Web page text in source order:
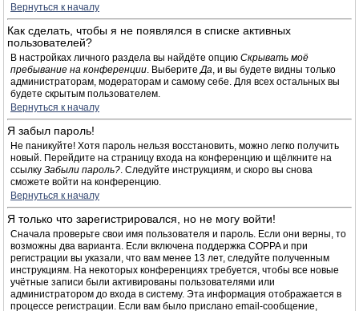
Вернуться к началу
Как сделать, чтобы я не появлялся в списке активных
пользователей?
В настройках личного раздела вы найдёте опцию Скрывать моё
пребывание на конференции. ВыберитеДа, и вы будете видны только
администраторам, модераторам и самому себе. Для всех остальных вы
будете скрытым пользователем.
Вернуться к началу
Я забыл пароль!
Не паникуйте! Хотя пароль нельзя восстановить, можно легко получить
новый. Перейдите на страницу входа на конференцию и щёлкните на
ссылку Забыли пароль?. Следуйте инструкциям, и скоро вы снова
сможете войти на конференцию.
Вернуться к началу
Я только что зарегистрировался, но не могу войти!
Сначала проверьте свои имя пользователя и пароль. Если они верны, то
возможны два варианта. Если включена поддержка COPPA и при
регистрации вы указали, что вам менее 13 лет, следуйте полученным
инструкциям. На некоторых конференциях требуется, чтобы все новые
учётные записи были активированы пользователями или
администратором до входа в систему. Эта информация отображается в
процессе регистрации. Если вам было прислано email-сообщение,